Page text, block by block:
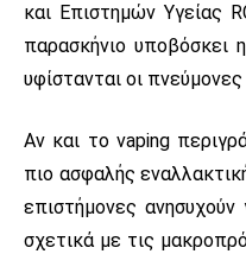
και Επιστημών Υγείας
παρασκήνιο υποβόσκει
υφίστανται οι
Αν και το vaping
πιο ασφαλής
επιστήμονες
σχετικά με τις